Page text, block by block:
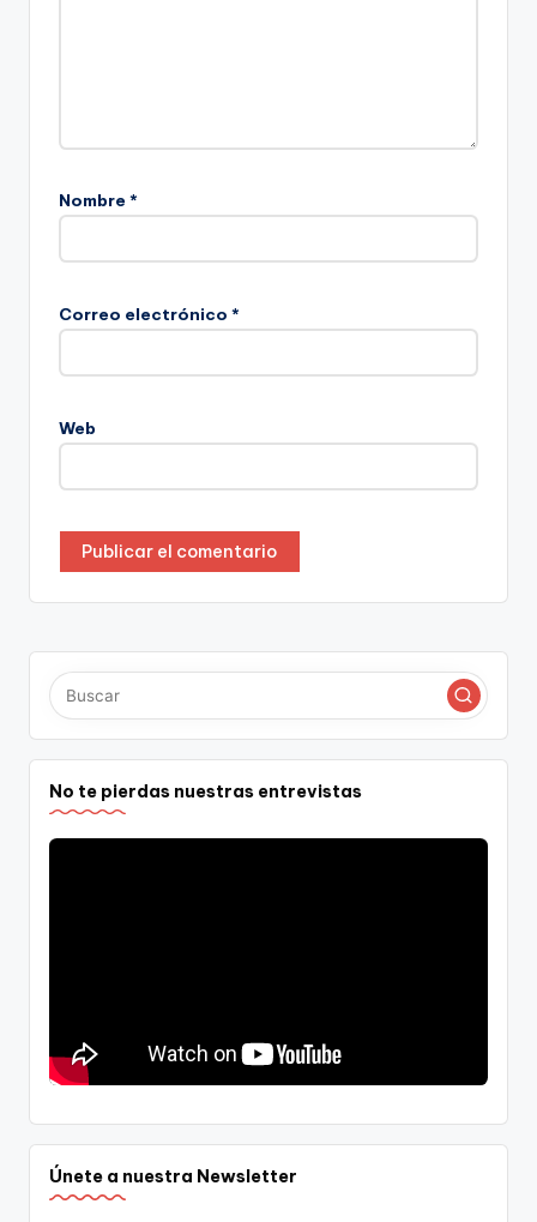
Nombre *
Correo electrónico *
Web
No te pierdas nuestras entrevistas
Únete a nuestra Newsletter